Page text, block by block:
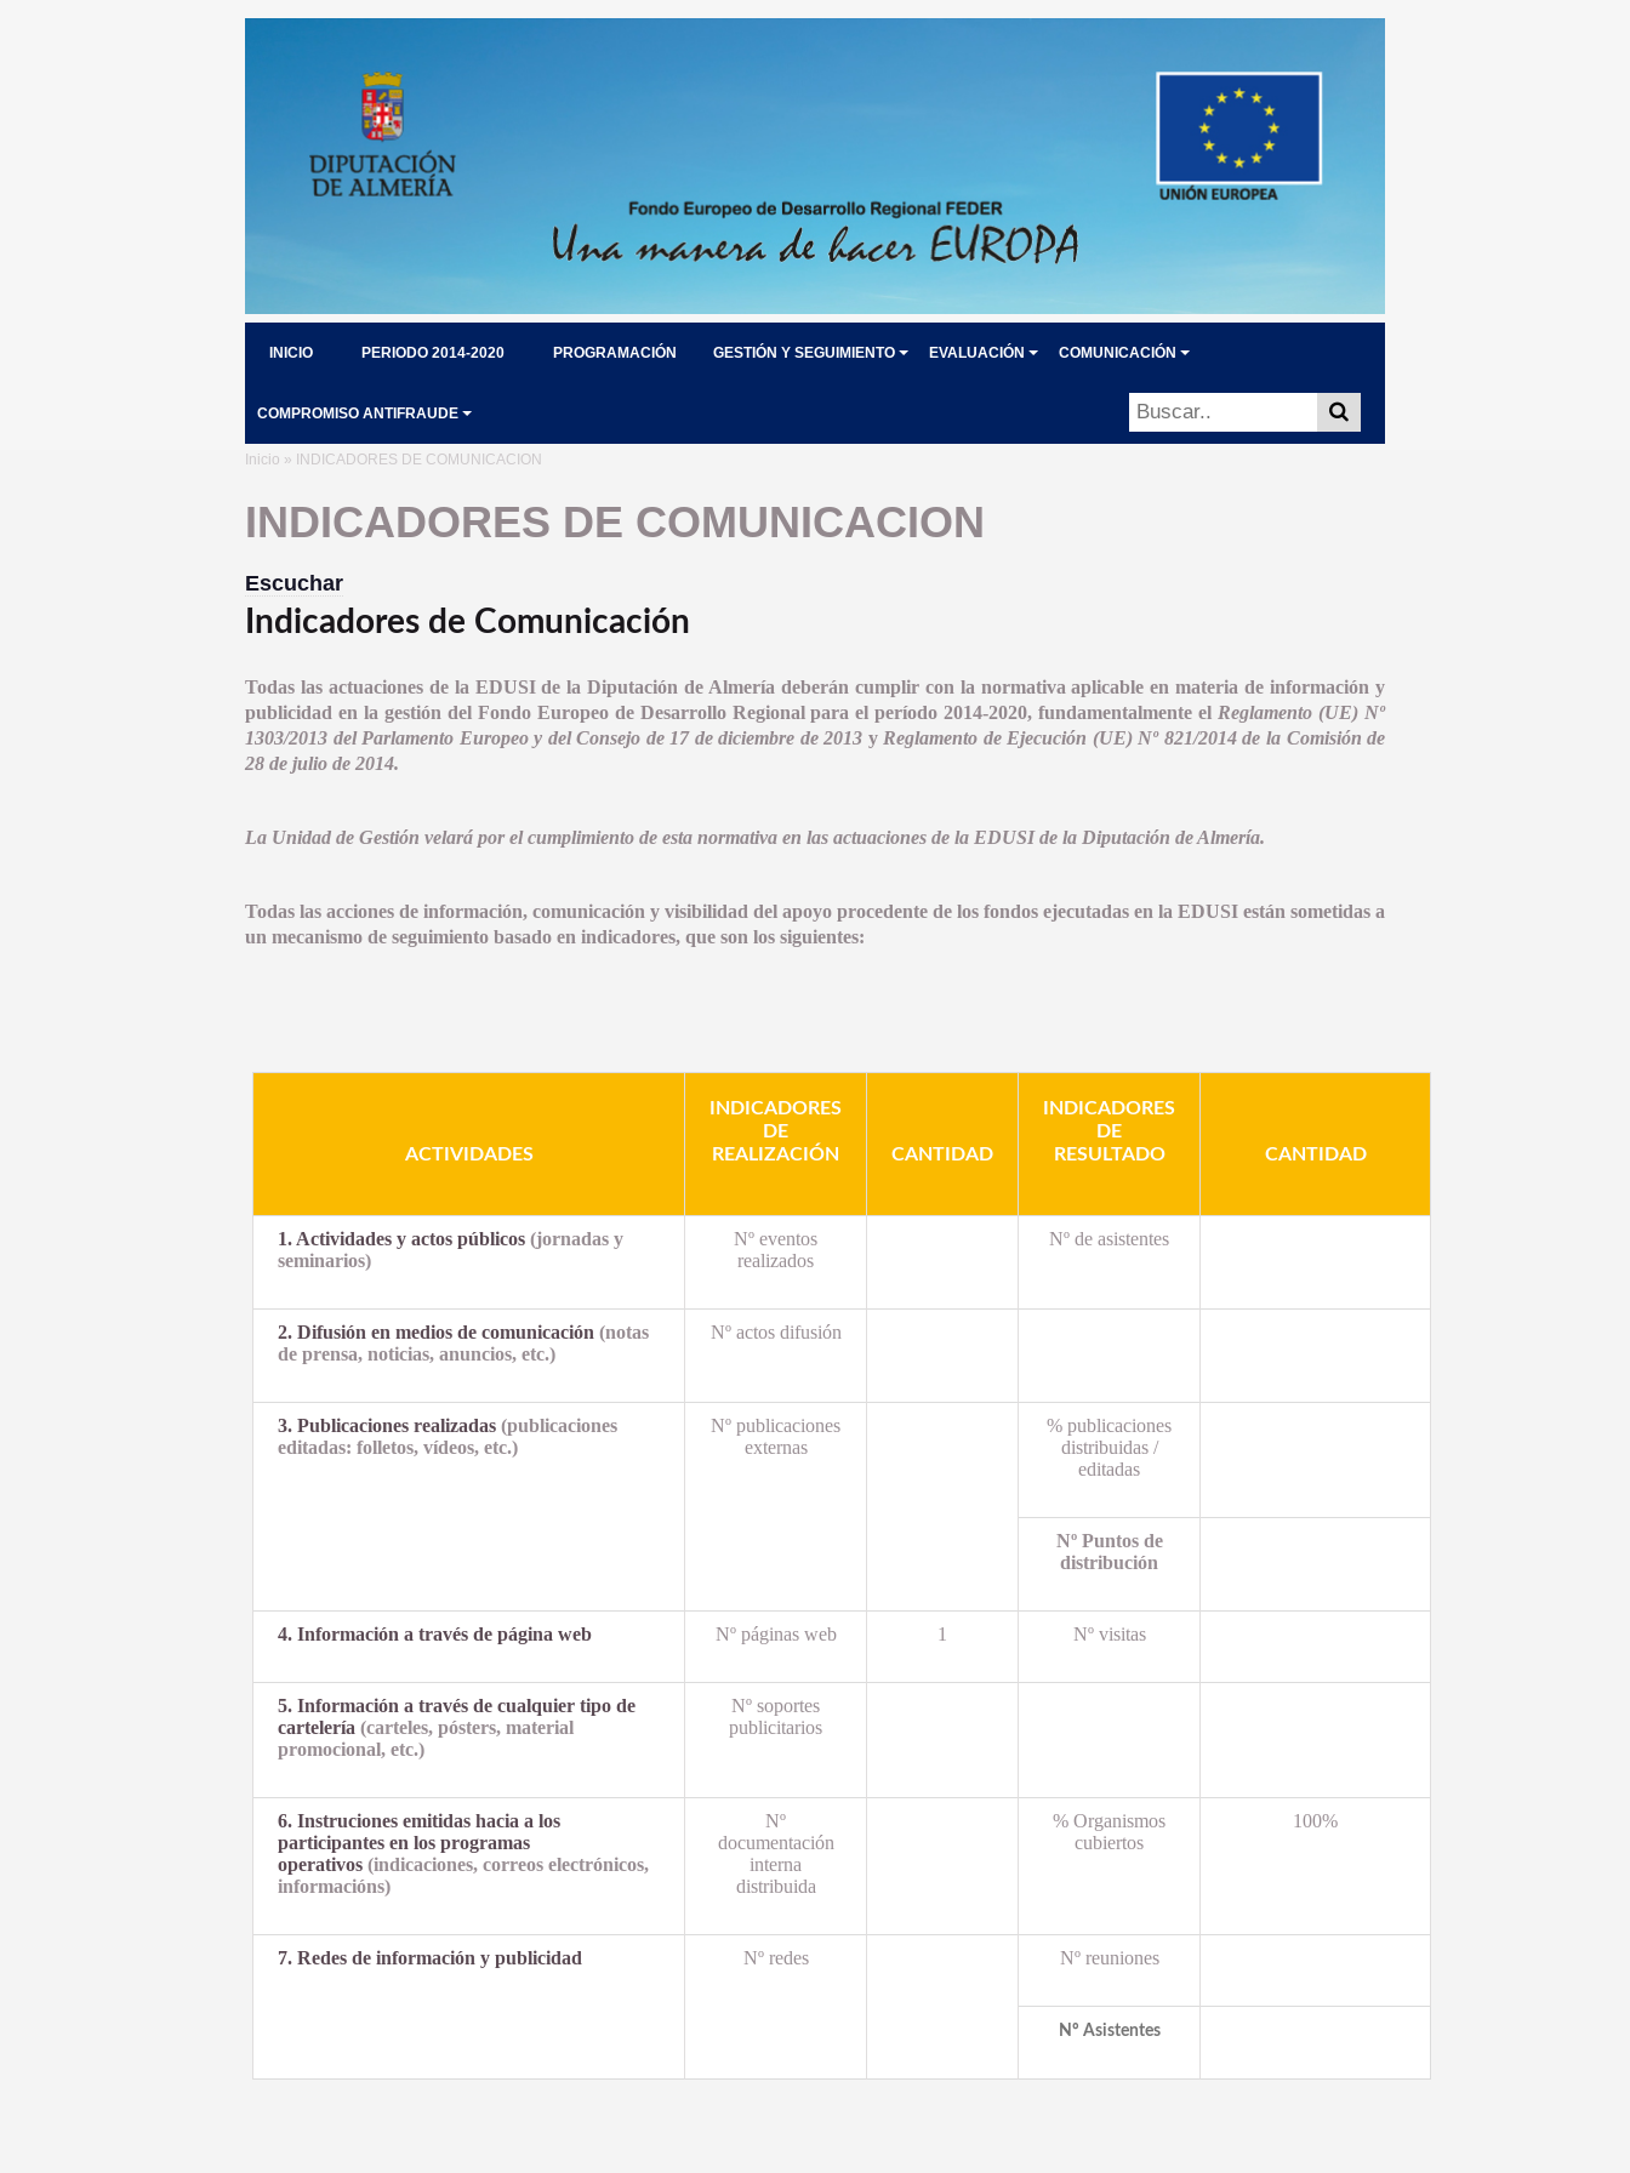
INICIO PERIODO 2014-2020 PROGRAMACIÓN GESTIÓN Y SEGUIMIENTO EVALUACIÓN COMUNICACIÓN
COMPROMISO ANTIFRAUDE
Inicio » INDICADORES DE COMUNICACION
INDICADORES DE COMUNICACION
Escuchar
Indicadores de Comunicación
Todas las actuaciones de la EDUSI de la Diputación de Almería deberán cumplir con la normativa aplicable en materia de información y
publicidad en la gestión del Fondo Europeo de Desarrollo Regional para el período 2014-2020, fundamentalmente el Reglamento (UE) Nº
1303/2013 del Parlamento Europeo y del Consejo de 17 de diciembre de 2013 y Reglamento de Ejecución (UE) Nº 821/2014 de la Comisión de
28 de julio de 2014.
La Unidad de Gestión velará por el cumplimiento de esta normativa en las actuaciones de la EDUSI de la Diputación de Almería.
Todas las acciones de información, comunicación y visibilidad del apoyo procedente de los fondos ejecutadas en la EDUSI están sometidas a
un mecanismo de seguimiento basado en indicadores, que son los siguientes:
ACTIVIDADES
INDICADORES
DE
REALIZACIÓN
CANTIDAD
INDICADORES
DE
RESULTADO
CANTIDAD
1. Actividades y actos públicos (jornadas y
seminarios)
Nº eventos
realizados
Nº de asistentes
2. Difusión en medios de comunicación (notas
de prensa, noticias, anuncios, etc.)
Nº actos difusión
3. Publicaciones realizadas (publicaciones
editadas: folletos, vídeos, etc.)
Nº publicaciones
externas
% publicaciones
distribuidas /
editadas
Nº Puntos de
distribución
4. Información a través de página web Nº páginas web 1 Nº visitas
5. Información a través de cualquier tipo de
cartelería (carteles, pósters, material
promocional, etc.)
Nº soportes
publicitarios
6. Instruciones emitidas hacia a los
participantes en los programas
operativos (indicaciones, correos electrónicos,
informacións)
Nº
documentación
interna
distribuida
% Organismos
cubiertos
100%
7. Redes de información y publicidad Nº redes Nº reuniones
Nº Asistentes